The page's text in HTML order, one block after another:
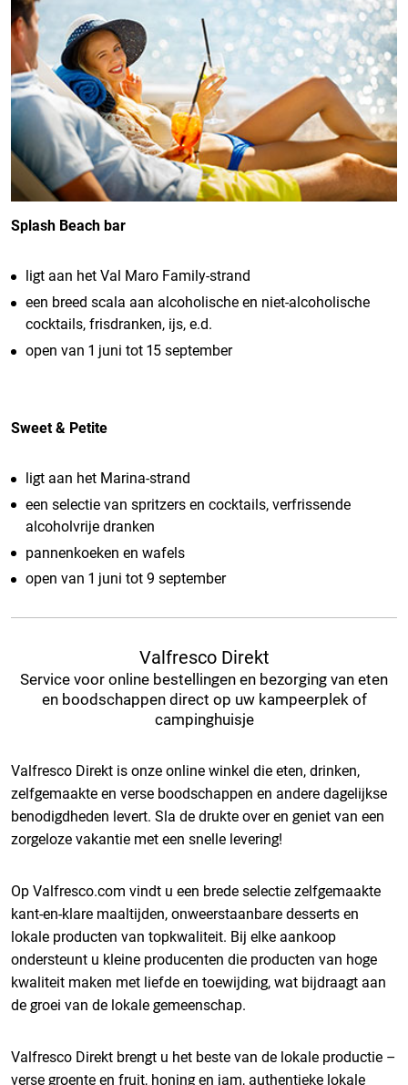
Splash Beach bar
ligt aan het Val Maro Family-strand
een breed scala aan alcoholische en niet-alcoholische
cocktails, frisdranken, ijs, e.d.
open van 1 juni tot 15 september
Sweet & Petite
ligt aan het Marina-strand
een selectie van spritzers en cocktails, verfrissende
alcoholvrije dranken
pannenkoeken en wafels
open van 1 juni tot 9 september
Valfresco Direkt
Service voor online bestellingen en bezorging van eten
en boodschappen direct op uw kampeerplek of
campinghuisje
Valfresco Direkt is onze online winkel die eten, drinken,
zelfgemaakte en verse boodschappen en andere dagelijkse
benodigdheden levert. Sla de drukte over en geniet van een
zorgeloze vakantie met een snelle levering!
Op Valfresco.com vindt u een brede selectie zelfgemaakte
kant-en-klare maaltijden, onweerstaanbare desserts en
lokale producten van topkwaliteit. Bij elke aankoop
ondersteunt u kleine producenten die producten van hoge
kwaliteit maken met liefde en toewijding, wat bijdraagt aan
de groei van de lokale gemeenschap.
Valfresco Direkt brengt u het beste van de lokale productie –
verse groente en fruit, honing en jam, authentieke lokale